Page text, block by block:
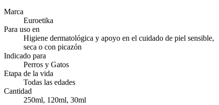
Marca
Euroetika
Para uso en
Higiene dermatológica y apoyo en el cuidado de piel sensible,
seca o con picazón
Indicado para
Perros y Gatos
Etapa de la vida
Todas las edades
Cantidad
250ml, 120ml, 30ml